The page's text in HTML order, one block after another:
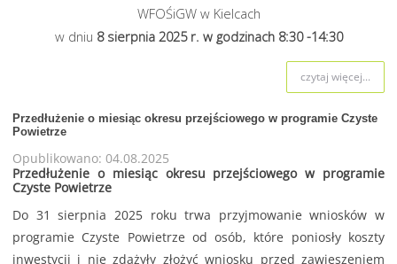
WFOŚiGW w Kielcach
w dniu 8 sierpnia2025 r. w godzinach 8:30 -14:30
czytaj więcej...
Przedłużenie o miesiąc okresu przejściowego w programie Czyste
Powietrze
Opublikowano: 04.08.2025
Przedłużenie o miesiąc okresu przejściowego w programie
Czyste Powietrze
Do 31 sierpnia 2025 roku trwa przyjmowanie wniosków w
programie Czyste Powietrze od osób, które poniosły koszty
inwestycji i nie zdążyły złożyć wniosku przed zawieszeniem